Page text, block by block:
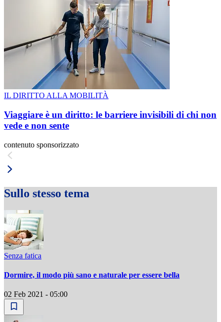
IL DIRITTO ALLA MOBILITÀ
Viaggiare è un diritto: le barriere invisibili di chi non
vede e non sente
contenuto sponsorizzato
Sullo stesso tema
Senza fatica
Dormire, il modo più sano e naturale per essere bella
02 Feb 2021 - 05:00